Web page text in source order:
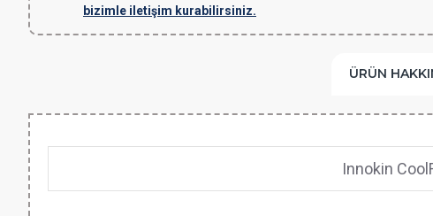
bizimle iletişim kurabilirsiniz.
ÜRÜN
Innokin